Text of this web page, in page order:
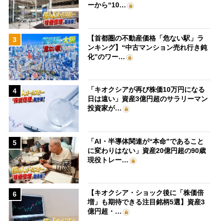
ーから“10…
3
【首都圏の不動産価格「危ない駅」ラ
ンキング】“中古マンション売れ行き鈍
化”のワー…
4
「キオクシアが再び株価10万円になる
日は遠い」資産3億円超のサラリーマン
投資家が…
5
「AI・半導体関連が“本命”であること
に変わりはない」資産20億円超の90歳
現役トレー…
6
【キオクシア・ショック後に「株価倍
増」も期待できる注目銘柄5選】資産3
億円超・…